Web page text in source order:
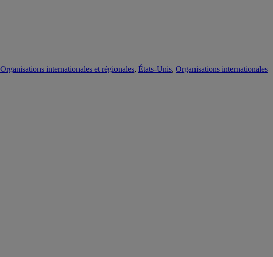
Organisations internationales et régionales, États-Unis, Organisations internationales